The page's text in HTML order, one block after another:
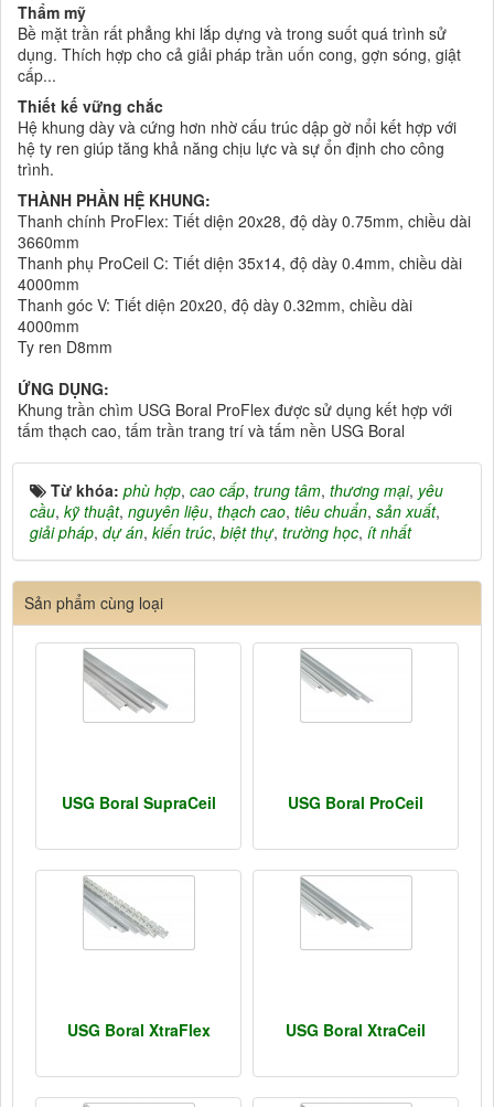
Thẩm mỹ
Bề mặt trần rất phẳng khi lắp dựng và trong suốt quá trình sử
dụng. Thích hợp cho cả giải pháp trần uốn cong, gợn sóng, giật
cấp...
Thiết kế vững chắc
Hệ khung dày và cứng hơn nhờ cấu trúc dập gờ nổi kết hợp với
hệ ty ren giúp tăng khả năng chịu lực và sự ổn định cho công
trình.
THÀNH PHẦN HỆ KHUNG:
Thanh chính ProFlex: Tiết diện 20x28, độ dày 0.75mm, chiều dài
3660mm
Thanh phụ ProCeil C: Tiết diện 35x14, độ dày 0.4mm, chiều dài
4000mm
Thanh góc V: Tiết diện 20x20, độ dày 0.32mm, chiều dài
4000mm
Ty ren D8mm
ỨNG DỤNG:
Khung trần chìm USG Boral ProFlex được sử dụng kết hợp với
tấm thạch cao, tấm trần trang trí và tấm nền USG Boral
Từ khóa: phù hợp, cao cấp, trung tâm, thương mại, yêu
cầu, kỹ thuật, nguyên liệu, thạch cao, tiêu chuẩn, sản xuất,
giải pháp, dự án, kiến trúc, biệt thự, trường học, ít nhất
Sản phẩm cùng loại
USG Boral SupraCeil USG Boral ProCeil
USG Boral XtraFlex USG Boral XtraCeil